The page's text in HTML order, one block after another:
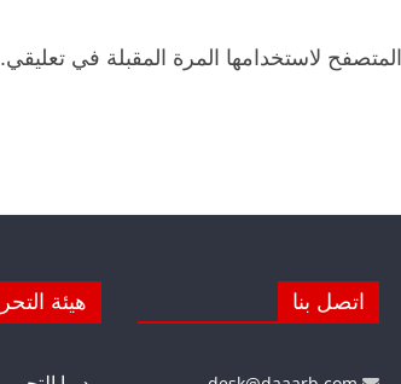
لاستخدامها المرة المقبلة في تعليقي.
اتصل بنا هيئة